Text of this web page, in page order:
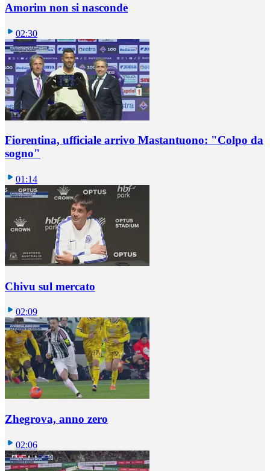
Amorim non si nasconde
02:30
Fiorentina, ufficiale arrivo Mastantuono: "Colpo da
sogno"
01:14
Chivu sul mercato
02:09
Zhegrova, anno zero
02:06